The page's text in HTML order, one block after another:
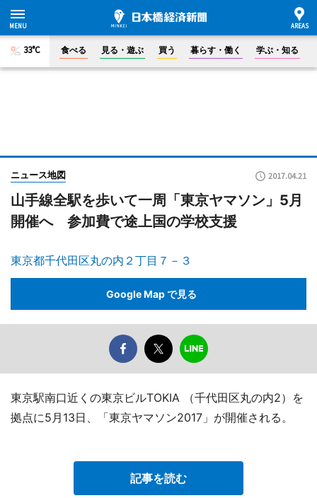
33°C 食べる 見る・遊ぶ 買う 暮らす・働く 学ぶ・知る
ニュース地図 2017.04.21
山手線全駅を歩いて一周「東京ヤマソン」5月
開催へ 参加費で途上国の学校支援
東京都千代田区丸の内２丁目７－３
Google Map で見る
東京駅南口近くの東京ビルTOKIA （千代田区丸の内2）を
拠点に5月13日、「東京ヤマソン2017」が開催される。
記事を読む